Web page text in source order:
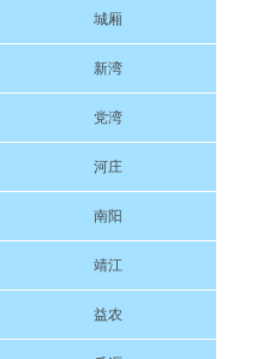
城厢
新湾
党湾
河庄
南阳
靖江
益农